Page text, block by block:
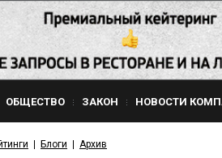
ОБЩЕСТВО ЗАКОН НОВОСТИ
Блоги Архив